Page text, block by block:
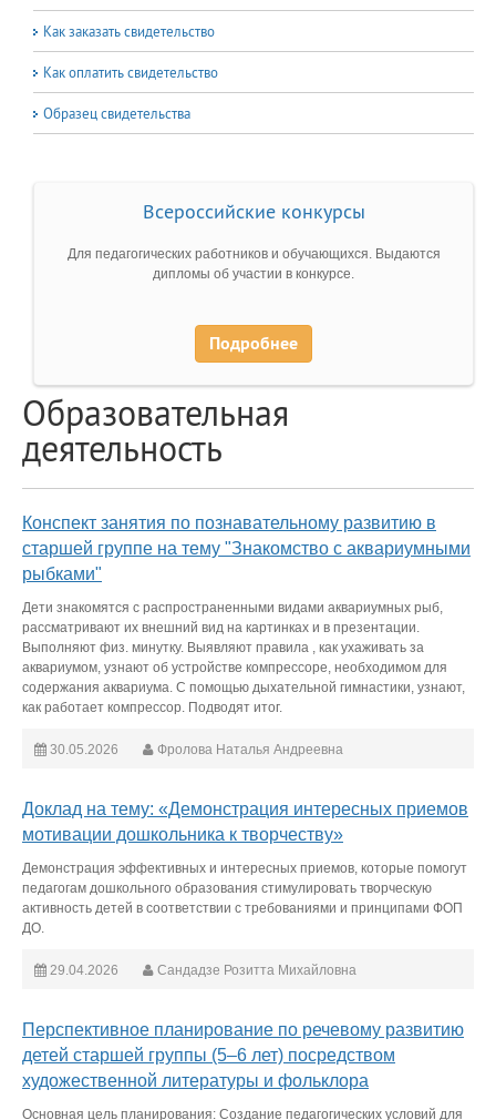
Как заказать свидетельство
Как оплатить свидетельство
Образец свидетельства
Всероссийские конкурсы
Для педагогических работников и обучающихся. Выдаются
дипломы об участии в конкурсе.
Подробнее
Образовательная
деятельность
Конспект занятия по познавательному развитию в
старшей группе на тему "Знакомство с аквариумными
рыбками"
Дети знакомятся с распространенными видами аквариумных рыб,
рассматривают их внешний вид на картинках и в презентации.
Выполняют физ. минутку. Выявляют правила , как ухаживать за
аквариумом, узнают об устройстве компрессоре, необходимом для
содержания аквариума. С помощью дыхательной гимнастики, узнают,
как работает компрессор. Подводят итог.
30.05.2026 Фролова Наталья Андреевна
Доклад на тему: «Демонстрация интересных приемов
мотивации дошкольника к творчеству»
Демонстрация эффективных и интересных приемов, которые помогут
педагогам дошкольного образования стимулировать творческую
активность детей в соответствии с требованиями и принципами ФОП
ДО.
29.04.2026 Сандадзе Розитта Михайловна
Перспективное планирование по речевому развитию
детей старшей группы (5–6 лет) посредством
художественной литературы и фольклора
Основная цель планирования: Создание педагогических условий для